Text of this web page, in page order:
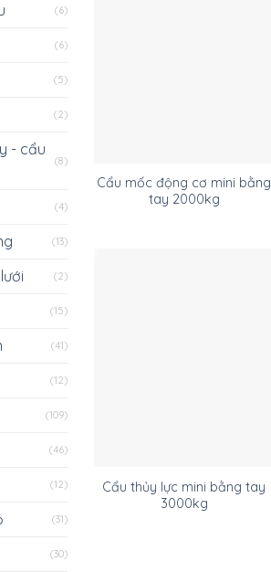
(6)
(6)
(5)
(2)
- cẩu
(8)
(4)
(13)
(2)
(15)
(41)
(12)
(109)
(46)
(12)
(31)
(30)
Cẩu mốc động cơ mini bằng
tay 2000kg
Cẩu thủy lực mini bằng tay
3000kg